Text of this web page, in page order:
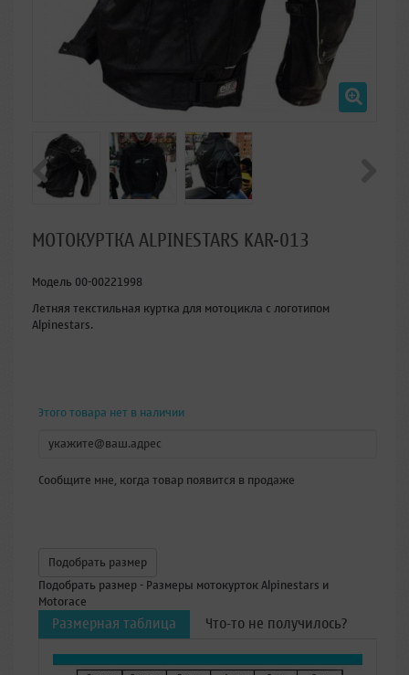
МОТОКУРТКА ALPINESTARS KAR-013
Модель 00-00221998
Летняя текстильная куртка для мотоцикла с логотипом
Alpinestars.
Этого товара нет в наличии
Сообщите мне, когда товар появится в продаже
Подобрать размер
Подобрать размер - Размеры мотокурток Alpinestars и
Motorace
Размерная таблица Что-то не получилось?